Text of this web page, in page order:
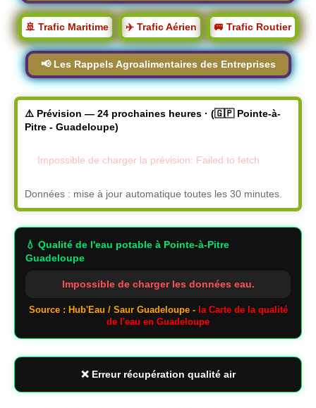
🚢 Trafic Maritime ✈️ Trafic Aérien 🚐 Trafic Routier
📢 Les Rappels Agroalimentaires des Entreprises
⚠️ Prévision — 24 prochaines heures · (🇬🇵 Pointe-à-
Pitre - Guadeloupe)
Impossible de charger la prévision: Failed to fetch
Données : mise à jour automatique toutes les 30 minutes.
💧 Qualité de l'eau potable à Pointe-à-Pitre
Guadeloupe
Impossible de charger les données eau.
Source : Hub'Eau / Saur Guadeloupe - la Carte de la qualité
de l'eau en Guadeloupe
❌ Erreur récupération qualité air